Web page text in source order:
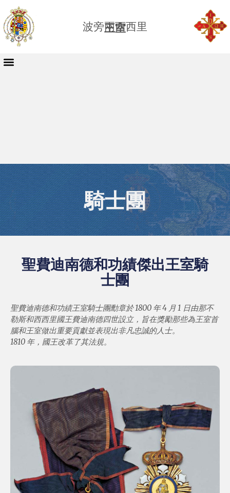
波旁兩西西里
王室
騎士團
聖費迪南德和功績傑出王室騎
士團
聖費迪南德和功績王室騎士團勳章於 1800 年 4 月 1 日由那不
勒斯和西西里國王費迪南德四世設立，旨在獎勵那些為王室首
腦和王室做出重要貢獻並表現出非凡忠誠的人士。
1810 年，國王改革了其法規。